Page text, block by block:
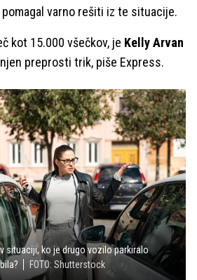
varno rešiti iz te situacije.
kot 15.000 všečkov, je Kelly Arvan
preprosti trik, piše Express.
situaciji, ko je drugo vozilo parkiralo
FOTO: Shutterstock